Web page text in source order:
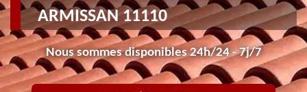
ARMISSAN 11110
Nous sommes disponibles 24h/24 - 7j/7